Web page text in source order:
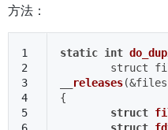
方法：
1
2
3
4
5
6
static int
struct
releases
{
struct
struct